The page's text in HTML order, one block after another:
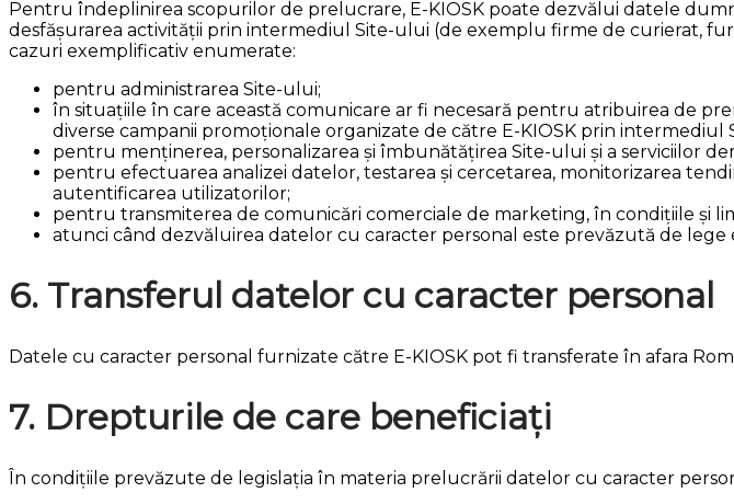
Pentru îndeplinirea scopurilor de prelucrare, E-KIOSK poate dezvălui datele
desfășurarea activității prin intermediul Site-ului (de exemplu firme de curierat,
cazuri exemplificativ enumerate:
pentru administrarea Site-ului;
în situațiile în care această comunicare ar fi necesară pentru atribuirea de
diverse campanii promoționale organizate de către E-KIOSK prin intermediul
pentru menținerea, personalizarea și îmbunătățirea Site-ului și a serviciilor
pentru efectuarea analizei datelor, testarea și cercetarea, monitorizarea
autentificarea utilizatorilor;
pentru transmiterea de comunicări comerciale de marketing, în condițiile și
atunci când dezvăluirea datelor cu caracter personal este prevăzută de lege
6. Transferul datelor cu caracter personal
Datele cu caracter personal furnizate către E-KIOSK pot fi transferate în afara
7. Drepturile de care beneficiați
În condițiile prevăzute de legislația în materia prelucrării datelor cu caracter